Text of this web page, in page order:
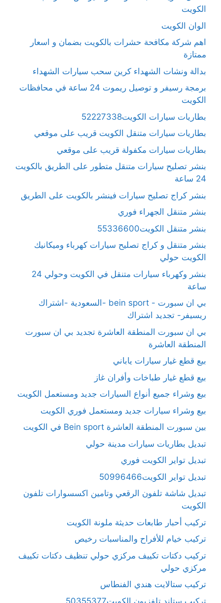
الكويت
الوان الكويت
اهم شركة مكافحة حشرات بالكويت بضمان و اسعار
ممتازة
بدالة ونشات الشهداء كرين سحب سيارات الشهداء
برمجة رسيفر و توصيل ريموت 24 ساعة في محافظات
الكويت
بطاريات سيارات الكويت52227338
بطاريات سيارات متنقل الكويت قريب على موقعي
بطاريات سيارات مكفولة قريب على موقعي
بنشر تصليح سيارات متنقل متطور على الطريق بالكويت
24 ساعة
بنشر كراج تصليح سيارات فينشر بالكويت على الطريق
بنشر متنقل الجهراء فوري
بنشر متنقل الكويت55336600
بنشر متنقل و كراج تصليح سيارات كهرباء وميكانيك
الكويت حولي
بنشر وكهرباء سيارات متنقل في الكويت وحولي 24
ساعة
بي ان سبورت - bein sport -السعودية -اشتراك
ريسيفر- تجديد اشتراك
بي ان سبورت المنطقة العاشرة تجديد بي ان سبورت
المنطقة العاشرة
بيع قطع غيار سيارات ياباني
بيع قطع غيار طباخات وأفران غاز
بيع وشراء جميع أنواع السيارات جديد ومستعمل الكويت
بيع وشراء سيارات جديد ومستعمل فوري الكويت
بين سبورت المنطقة العاشرة Bein sport في الكويت
تبديل بطاريات سيارات مدينة حولي
تبديل تواير الكويت فوري
تبديل تواير الكويت50996466
تبديل شاشة تلفون الرقعي وتامين اكسسوارات تلفون
الكويت
تركيب أحبار طابعات حديثة ملونة الكويت
تركيب خيام للأفراح والمناسبات رخيص
تركيب دكتات تكييف مركزي حولي تنظيف دكتات تكييف
مركزي حولي
تركيب ستالايت هندي الفنطاس
تركيب ستاند تلفزيون الكويت50355377